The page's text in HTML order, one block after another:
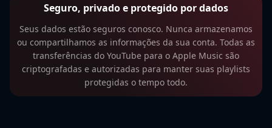
Seguro, privado e protegido por dados
Seus dados estão seguros conosco. Nunca armazenamos
ou compartilhamos as informações da sua conta. Todas as
transferências do YouTube para o Apple Music são
criptografadas e autorizadas para manter suas playlists
protegidas o tempo todo.